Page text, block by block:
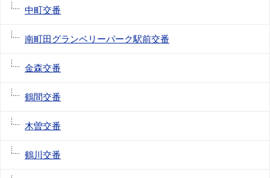
中町交番
南町田グランベリーパーク駅前交番
金森交番
鶴間交番
木曽交番
鶴川交番